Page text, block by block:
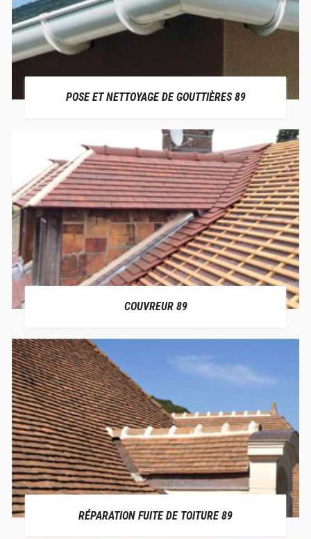
POSE ET NETTOYAGE DE GOUTTIÈRES 89
COUVREUR 89
RÉPARATION FUITE DE TOITURE 89